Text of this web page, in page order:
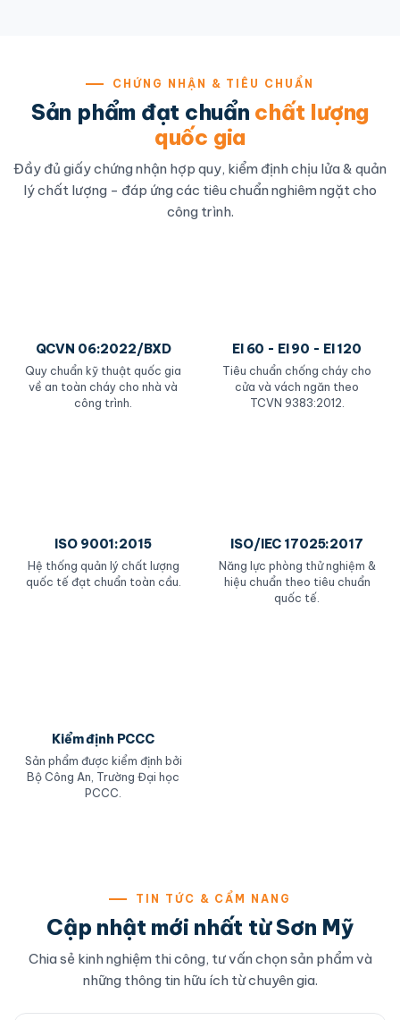
CHỨNG NHẬN & TIÊU CHUẨN
Sản phẩm đạt chuẩn chất lượng
quốc gia
Đầy đủ giấy chứng nhận hợp quy, kiểm định chịu lửa & quản
lý chất lượng - đáp ứng các tiêu chuẩn nghiêm ngặt cho
công trình.
QCVN 06:2022/BXD
Quy chuẩn kỹ thuật quốc gia
về an toàn cháy cho nhà và
công trình.
EI 60 - EI 90 - EI 120
Tiêu chuẩn chống cháy cho
cửa và vách ngăn theo
TCVN 9383:2012.
ISO 9001:2015
Hệ thống quản lý chất lượng
quốc tế đạt chuẩn toàn cầu.
ISO/IEC 17025:2017
Năng lực phòng thử nghiệm &
hiệu chuẩn theo tiêu chuẩn
quốc tế.
Kiểm định PCCC
Sản phẩm được kiểm định bởi
Bộ Công An, Trường Đại học
PCCC.
TIN TỨC & CẨM NANG
Cập nhật mới nhất từ Sơn Mỹ
Chia sẻ kinh nghiệm thi công, tư vấn chọn sản phẩm và
những thông tin hữu ích từ chuyên gia.